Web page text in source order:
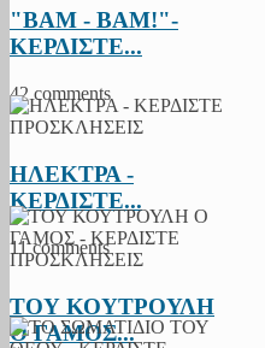
"BAM - BAM!"-
ΚΕΡΔΙΣΤΕ...
42 comments
ΗΛΕΚΤΡΑ -
ΚΕΡΔΙΣΤΕ...
11 comments
ΤΟΥ ΚΟΥΤΡΟΥΛΗ
Ο ΓΑΜΟΣ...